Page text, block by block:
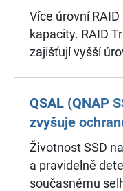
Více úrovní
kapacity. RAID
zajišťují vyšší
QSAL (QNAP
zvyšuje
Životnost SSD
a pravidelně
současnému